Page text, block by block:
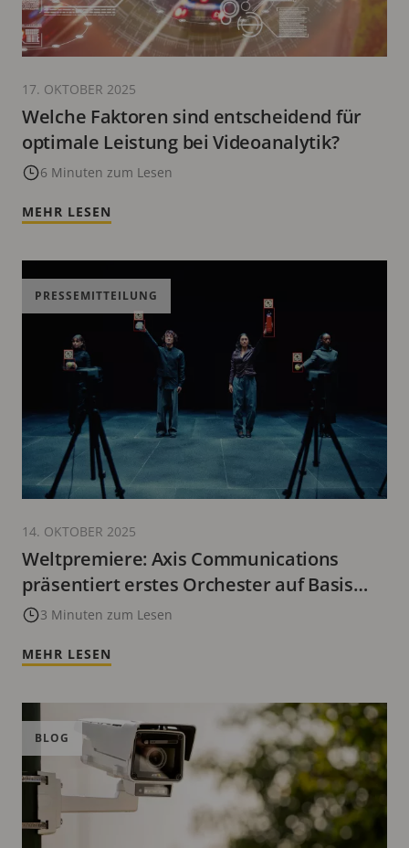
Welche Faktoren sind entscheidend für
optimale Leistung bei Videoanalytik?
6 Minuten zum Lesen
17. OKTOBER 2025
MEHR LESEN
Weltpremiere: Axis Communications
präsentiert erstes Orchester auf Basis
intelligenter Videoanalyse
3 Minuten zum Lesen
PRESSEMITTEILUNG
14. OKTOBER 2025
MEHR LESEN
BLOG